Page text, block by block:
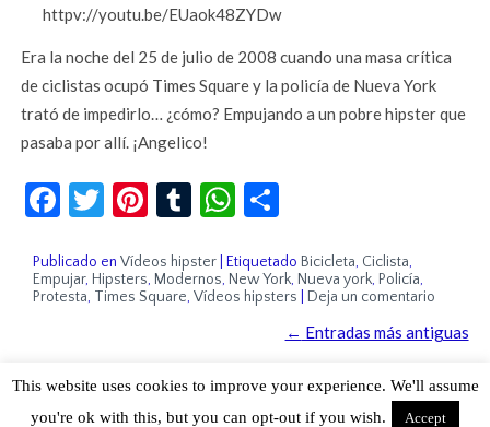
httpv://youtu.be/EUaok48ZYDw
Era la noche del 25 de julio de 2008 cuando una masa crítica
de ciclistas ocupó Times Square y la policía de Nueva York
trató de impedirlo… ¿cómo? Empujando a un pobre hipster que
pasaba por allí. ¡Angelico!
Facebook
Twitter
Pinterest
TumblrWhatsApp
Publicado en Vídeos hipster Etiquetado Bicicleta, Ciclista,
Empujar, Hipsters, Modernos, New York, Nueva york, Policía,
Protesta, Times Square,Vídeos hipsters Deja un comentario
← Entradas más antiguas
Sobre Cuánto Hipster | Aviso legal |Contacto
This website uses cookies to improve your experience. We'll assume
you're ok with this, but you can opt-out if you wish.
Accept